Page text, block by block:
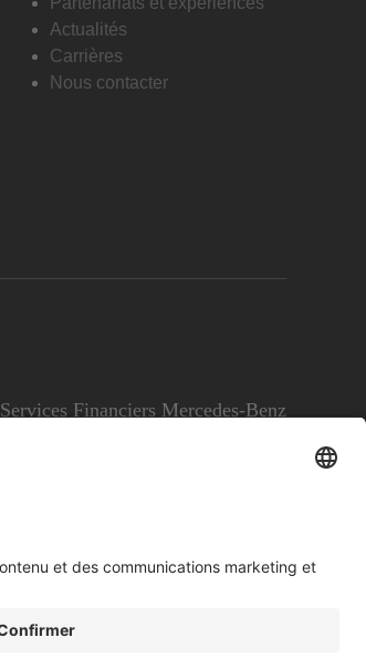
Actualités
Carrières
Nous contacter
Services Financiers Mercedes-Benz